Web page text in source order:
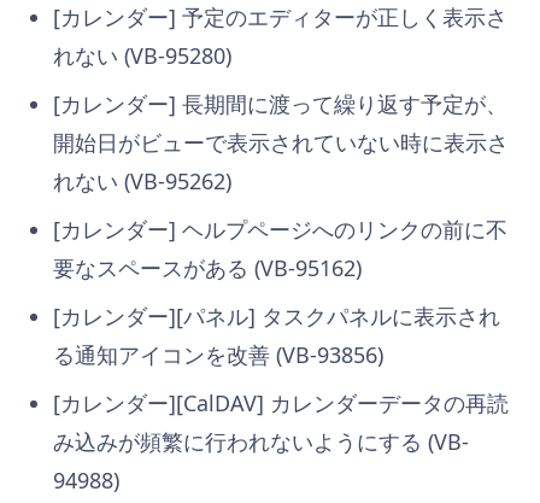
[カレンダー] 予定のエディターが正しく表示さ
れない (VB-95280)
[カレンダー] 長期間に渡って繰り返す予定が、
開始日がビューで表示されていない時に表示さ
れない (VB-95262)
[カレンダー] ヘルプページへのリンクの前に不
要なスペースがある (VB-95162)
[カレンダー][パネル] タスクパネルに表示され
る通知アイコンを改善 (VB-93856)
[カレンダー][CalDAV] カレンダーデータの再読
み込みが頻繁に行われないようにする (VB-
94988)